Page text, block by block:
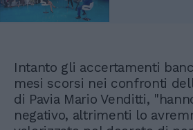
Intanto gli accertamenti
mesi scorsi nei confronti
di Pavia Mario Venditti,
negativo, altrimenti lo